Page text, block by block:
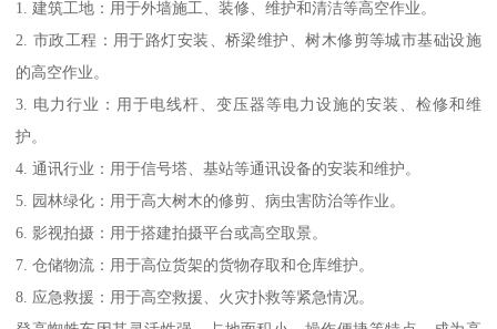
1. 建筑工地：用于外墙施工、装修、维护和清洁等高空作业。
2. 市政工程：用于路灯安装、桥梁维护、树木修剪等城市基础设施
的高空作业。
3. 电力行业：用于电线杆、变压器等电力设施的安装、检修和维
护。
4. 通讯行业：用于信号塔、基站等通讯设备的安装和维护。
5. 园林绿化：用于高大树木的修剪、病虫害防治等作业。
6. 影视拍摄：用于搭建拍摄平台或高空取景。
7. 仓储物流：用于高位货架的货物存取和仓库维护。
8. 应急救援：用于高空救援、火灾扑救等紧急情况。